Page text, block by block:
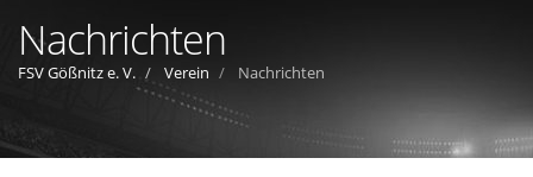
Nachrichten
FSV Gößnitz e. V. Verein Nachrichten